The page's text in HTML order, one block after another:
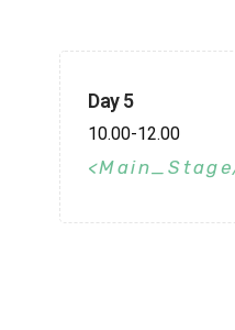
Day 5
10.00-12.00
Main_Stage